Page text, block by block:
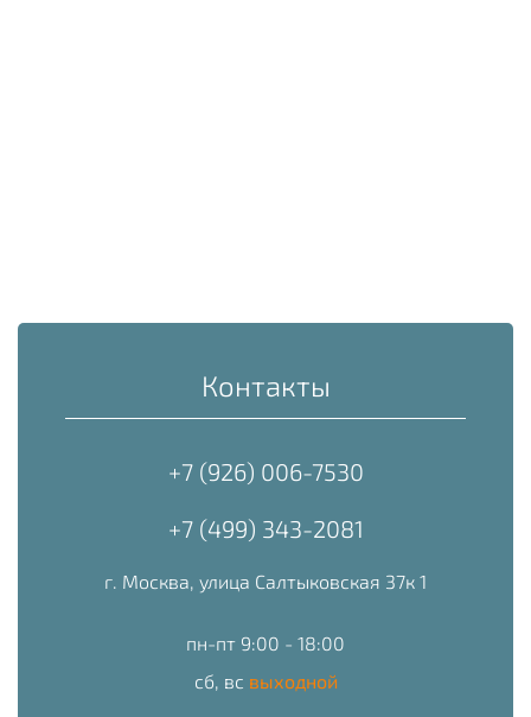
Контакты
+7 (926) 006-7530
+7 (499) 343-2081
г. Москва, улица Салтыковская 37к 1
пн-пт 9:00 - 18:00
сб, вс выходной